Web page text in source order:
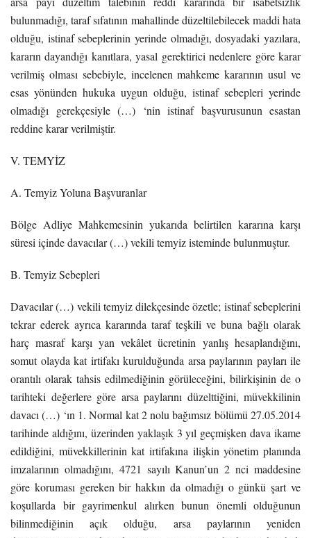
bulunmadığı, taraf sıfatının mahallinde düzeltilebilecek maddi hata
olduğu, istinaf sebeplerinin yerinde olmadığı, dosyadaki yazılara,
kararın dayandığı kanıtlara, yasal gerektirici nedenlere göre karar
verilmiş olması sebebiyle, incelenen mahkeme kararının usul ve
esas yönünden hukuka uygun olduğu, istinaf sebepleri yerinde
olmadığı gerekçesiyle (…) ‘nin istinaf başvurusunun esastan
reddine karar verilmiştir.
V. TEMYİZ
A. Temyiz Yoluna Başvuranlar
Bölge Adliye Mahkemesinin yukarıda belirtilen kararına karşı
süresi içinde davacılar (…) vekili temyiz isteminde bulunmuştur.
B. Temyiz Sebepleri
Davacılar (…) vekili temyiz dilekçesinde özetle; istinaf sebeplerini
tekrar ederek ayrıca kararında taraf teşkili ve buna bağlı olarak
harç masraf karşı yan vekâlet ücretinin yanlış hesaplandığını,
somut olayda kat irtifakı kurulduğunda arsa paylarının payları ile
orantılı olarak tahsis edilmediğinin görüleceğini, bilirkişinin de o
tarihteki değerlere göre arsa paylarını düzelttiğini, müvekkilinin
davacı (…) ‘ın 1. Normal kat 2 nolu bağımsız bölümü 27.05.2014
tarihinde aldığını, üzerinden yaklaşık 3 yıl geçmişken dava ikame
edildiğini, müvekkillerinin kat irtifakına ilişkin yönetim planında
imzalarının olmadığını, 4721 sayılı Kanun’un 2 nci maddesine
göre koruması gereken bir hakkın da olmadığı o günkü şart ve
koşullarda bir gayrimenkul alırken bunun önemli olduğunun
bilinmediğinin açık olduğu, arsa paylarının yeniden